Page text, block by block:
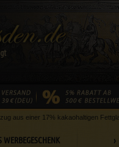
aus einer 17% kakaohaltigen
WERBEGESCHENK